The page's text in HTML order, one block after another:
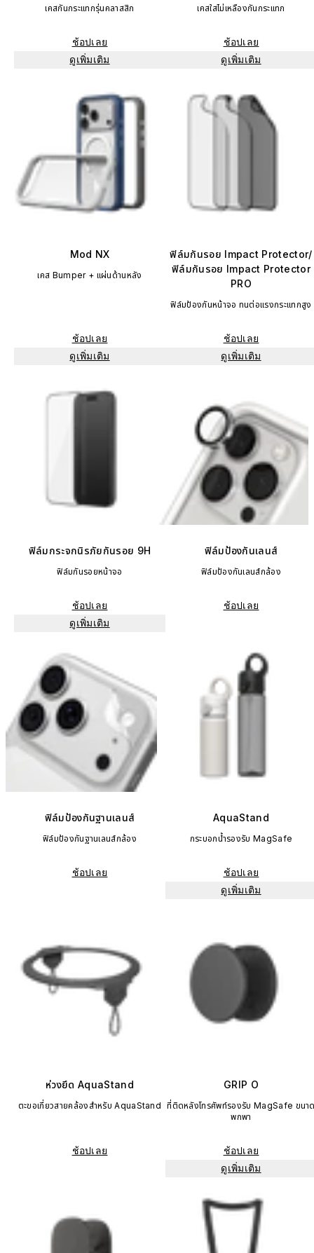
เคสกันกระแทกรุ่นคลาสสิก
ช้อปเลย
ดูเพิ่มเติม
เคสใสไม่เหลืองกันกระแทก
ช้อปเลย
ดูเพิ่มเติม
Mod NX
เคส Bumper + แผ่นด้านหลัง
ช้อปเลย
ดูเพิ่มเติม
ฟิล์มกันรอย Impact Protector/
ฟิล์มกันรอย Impact Protector
PRO
ฟิล์มป้องกันหน้าจอ ทนต่อแรงกระแทกสูง
ช้อปเลย
ดูเพิ่มเติม
ฟิล์มกระจกนิรภัยกันรอย 9H
ฟิล์มกันรอยหน้าจอ
ช้อปเลย
ดูเพิ่มเติม
ฟิล์มป้องกันเลนส์
ฟิล์มป้องกันเลนส์กล้อง
ช้อปเลย
ฟิล์มป้องกันฐานเลนส์
ฟิล์มป้องกันฐานเลนส์กล้อง
ช้อปเลย
AquaStand
กระบอกน้ำรองรับ MagSafe
ช้อปเลย
ดูเพิ่มเติม
ห่วงยึด AquaStand
ตะขอเกี่ยวสายคล้องสำหรับ AquaStand
ช้อปเลย
GRIP O
ที่ติดหลังโทรศัพท์รองรับ MagSafe ขนา
พกพา
ช้อปเลย
ดูเพิ่มเติม